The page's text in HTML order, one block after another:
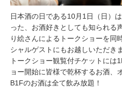
日本酒の日である10月1日（日）
った、お酒好きとしても知られる
り絵さんによるトークショーを同
シャルゲストにもお越しいただき
トークショー観覧付チケットには
ョー開始に皆様で乾杯するお酒、
B1Fのお酒は全て飲み放題！